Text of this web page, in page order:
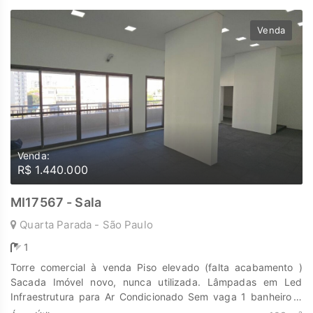
Venda
Venda:
R$ 1.440.000
MI17567 - Sala
Quarta Parada - São Paulo
1
Torre comercial à venda Piso elevado (falta acabamento )
Sacada Imóvel novo, nunca utilizada. Lâmpadas em Led
Infraestrutura para Ar Condicionado Sem vaga 1 banheiro +